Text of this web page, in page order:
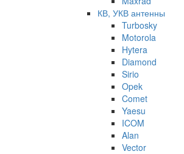
КВ, УКВ антенны
Turbosky
Motorola
Hytera
Diamond
Sirio
Opek
Comet
Yaesu
ICOM
Alan
Vector